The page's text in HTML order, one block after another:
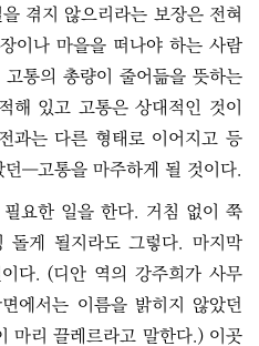
겪지 않으리라는 보장은 전혀
이나 마을을 떠나야 하는 사람
통의 총량이 줄어듦을 뜻하는
해 있고 고통은 상대적인 것이
과는 다른 형태로 이어지고 등
―고통을 마주하게 될 것이다.
요한 일을 한다. 거침 없이 쭉
돌게 될지라도 그렇다. 마지막
다. (디안 역의 강주희가 사무
에서는 이름을 밝히지 않았던
마리 끌레르라고 말한다.) 이곳